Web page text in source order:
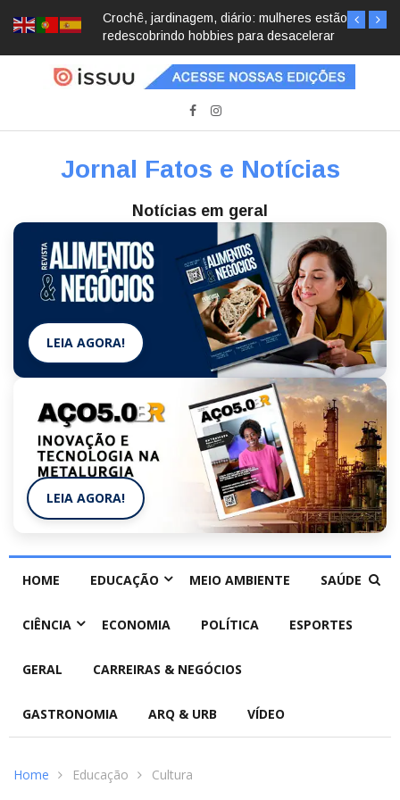
Crochê, jardinagem, diário: mulheres estão
redescobrindo hobbies para desacelerar
Jornal Fatos e Notícias
Notícias em geral
LEIA AGORA!
LEIA AGORA!
HOME EDUCAÇÃO MEIO AMBIENTE SAÚDE
CIÊNCIA ECONOMIA POLÍTICA ESPORTES
GERAL CARREIRAS & NEGÓCIOS
GASTRONOMIA ARQ & URB VÍDEO
Home Educação Cultura